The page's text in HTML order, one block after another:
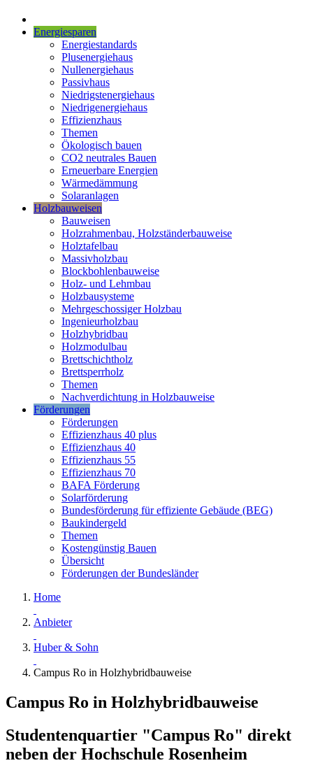
Energiesparen
Energiestandards
Plusenergiehaus
Nullenergiehaus
Passivhaus
Niedrigstenergiehaus
Niedrigenergiehaus
Effizienzhaus
Themen
Ökologisch bauen
CO2 neutrales Bauen
Erneuerbare Energien
Wärmedämmung
Solaranlagen
Holzbauweisen
Bauweisen
Holzrahmenbau, Holzständerbauweise
Holztafelbau
Massivholzbau
Blockbohlenbauweise
Holz- und Lehmbau
Holzbausysteme
Mehrgeschossiger Holzbau
Ingenieurholzbau
Holzhybridbau
Holzmodulbau
Brettschichtholz
Brettsperrholz
Themen
Nachverdichtung in Holzbauweise
Förderungen
Förderungen
Effizienzhaus 40 plus
Effizienzhaus 40
Effizienzhaus 55
Effizienzhaus 70
BAFA Förderung
Solarförderung
Bundesförderung für effiziente Gebäude (BEG)
Baukindergeld
Themen
Kostengünstig Bauen
Übersicht
Förderungen der Bundesländer
Home
Anbieter
Huber & Sohn
Campus Ro in Holzhybridbauweise
Campus Ro in Holzhybridbauweise
Studentenquartier "Campus Ro" direkt
neben der Hochschule Rosenheim